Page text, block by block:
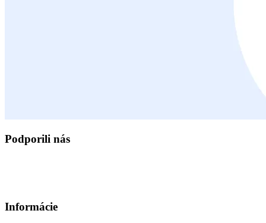
Podporili nás
Informácie